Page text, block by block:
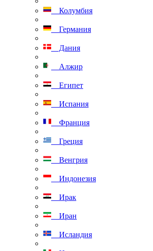
Колумбия
Германия
Дания
Алжир
Египет
Испания
Франция
Греция
Венгрия
Индонезия
Ирак
Иран
Исландия